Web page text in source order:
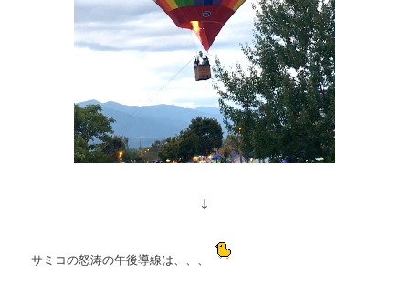
↓
サミコの怒涛の午後導線は、、、